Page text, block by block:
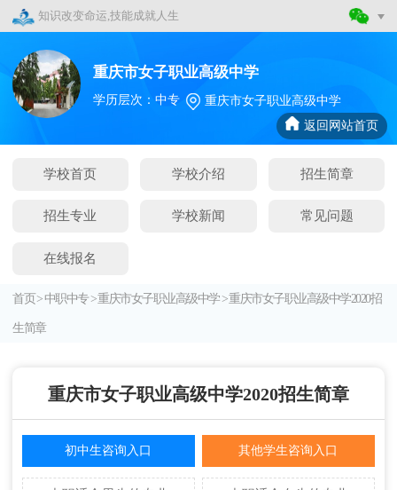
知识改变命运,技能成就人生
重庆市女子职业高级中学
重庆市女子职业高级中学
学历层次：中专
返回网站首页
学校首页 学校介绍 招生简章
招生专业 学校新闻 常见问题
在线报名
首页 >中职中专 >重庆市女子职业高级中学 >重庆市女子职业高级中学2020招
生简章
重庆市女子职业高级中学2020招生简章
初中生咨询入口 其他学生咨询入口